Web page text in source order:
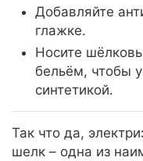
Добавляйте
глажке.
Носите
бельём, чтобы
синтетикой.
Так что да,
шелк – одна из